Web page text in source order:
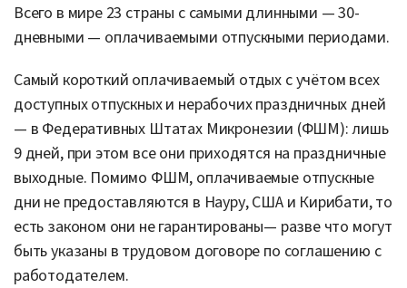
Всего в мире 23 страны с самыми длинными — 30-
дневными — оплачиваемыми отпускными периодами.
Самый короткий оплачиваемый отдых с учётом всех
доступных отпускных и нерабочих праздничных дней
— в Федеративных Штатах Микронезии (ФШМ): лишь
9 дней, при этом все они приходятся на праздничные
выходные. Помимо ФШМ, оплачиваемые отпускные
дни не предоставляются в Науру, США и Кирибати, то
есть законом они не гарантированы— разве что могут
быть указаны в трудовом договоре по соглашению с
работодателем.